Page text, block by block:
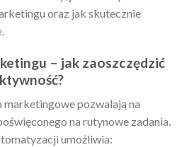
oraz jak skutecznie
– jak zaoszczędzić
marketingowe pozwalają na
na rutynowe zadania.
umożliwia: